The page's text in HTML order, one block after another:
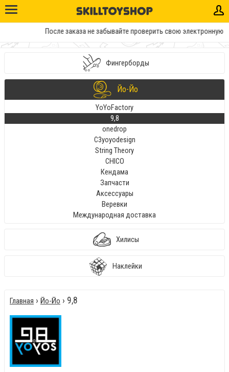
После заказа не забывайте проверить свою электронную
Фингерборды
Йо-Йо
YoYoFactory
9,8
onedrop
C3yoyodesign
String Theory
CHICO
Кендама
Запчасти
Аксессуары
Веревки
Международная доставка
Хилисы
Наклейки
Главная › Йо-Йо › 9,8